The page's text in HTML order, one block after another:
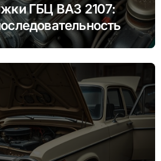
ГБЦ ВАЗ 2107:
и